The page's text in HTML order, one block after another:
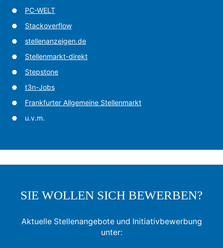
PC-WELT
Stackoverflow
stellenanzeigen.de
Stellenmarkt-direkt
Stepstone
t3n-Jobs
Frankfurter Allgemeine Stellenmarkt
u.v.m.
SIE WOLLEN SICH BEWERBEN?
Aktuelle Stellenangebote und Initiativbewerbung
unter: